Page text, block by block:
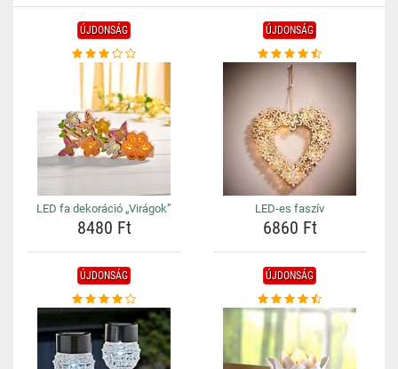
ÚJDONSÁG
LED fa dekoráció „Virágok”
8480 Ft
ÚJDONSÁG
LED-es faszív
6860 Ft
ÚJDONSÁG ÚJDONSÁG